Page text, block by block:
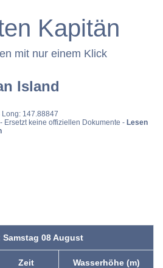
Kapitän
mit nur einem Klick
Island
147.88847
Ersetzt keine offiziellen Dokumente - Lesen
Samstag 08 August
Zeit Wasserhöhe (m)